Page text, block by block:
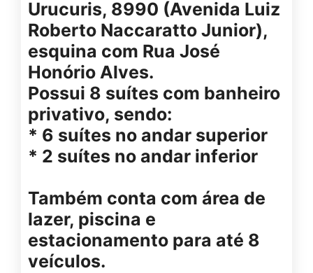
Urucuris, 8990 (Avenida Luiz
Roberto Naccaratto Junior),
esquina com Rua José
Honório Alves.
Possui 8 suítes com banheiro
privativo, sendo:
* 6 suítes no andar superior
* 2 suítes no andar inferior
Também conta com área de
lazer, piscina e
estacionamento para até 8
veículos.